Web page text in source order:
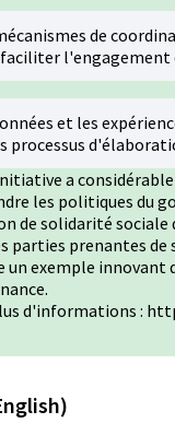
de
l'engagement
et les
processus
a
les politiques du
de solidarité sociale
parties prenantes
un exemple innovant
d'informations :